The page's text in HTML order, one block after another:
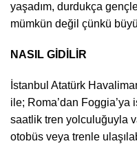
yaşadım, durdukça
mümkün değil çünkü
NASIL GİDİLİR
İstanbul Atatürk
ile; Roma’dan Foggia’ya
saatlik tren yolculuğuyla
otobüs veya trenle